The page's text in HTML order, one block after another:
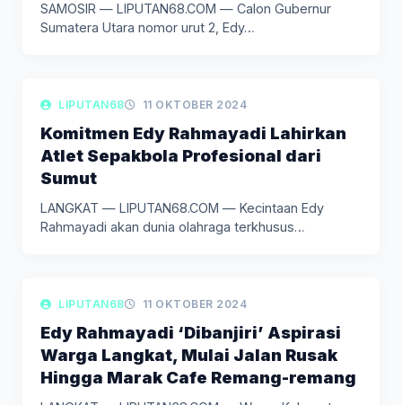
SAMOSIR — LIPUTAN68.COM — Calon Gubernur
Sumatera Utara nomor urut 2, Edy…
LIPUTAN POLITIK
LIPUTAN68 11 OKTOBER 2024
Komitmen Edy Rahmayadi Lahirkan
Atlet Sepakbola Profesional dari
Sumut
LANGKAT — LIPUTAN68.COM — Kecintaan Edy
Rahmayadi akan dunia olahraga terkhusus
LIPUTAN POLITIK
LIPUTAN68 11 OKTOBER 2024
Edy Rahmayadi ‘Dibanjiri’ Aspirasi
Warga Langkat, Mulai Jalan Rusak
Hingga Marak Cafe Remang-remang